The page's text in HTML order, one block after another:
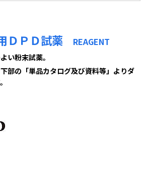
ＤＰＤ試薬 REAGENT
い粉末試薬。
の「単品カタログ及び資料等」よりダ